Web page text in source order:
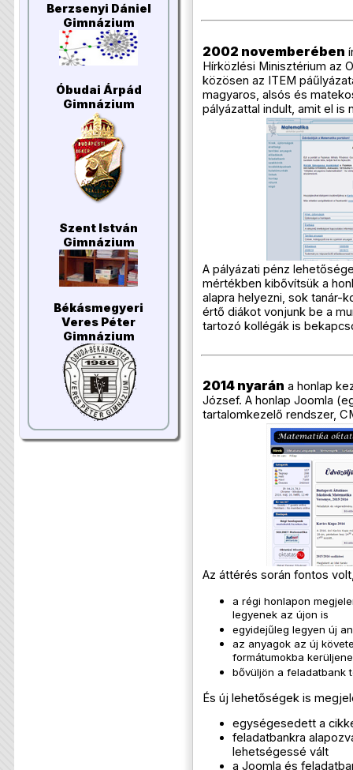
Berzsenyi Dániel
Gimnázium
Óbudai Árpád
Gimnázium
Szent István
Gimnázium
Békásmegyeri
Veres Péter
Gimnázium
2002 novemberében
Hírközlési Minisztérium az
közösen az ITEM
magyaros, alsós és
pályázattal indult, amit el is
A pályázati pénz
mértékben kibővítsük a
alapra helyezni, sok tanár-
értő diákot vonjunk be a
tartozó kollégák is
2014 nyarán a honlap
József. A honlap Joomla
tartalomkezelő rendszer,
Az áttérés során fontos
a régi honlapon
legyenek az újon is
egyidejűleg legyen új
az anyagok az új
formátumokba
bővüljön a feladatbank
És új lehetőségek is
egységesedett a
feladatbankra
lehetségessé vált
a Joomla és